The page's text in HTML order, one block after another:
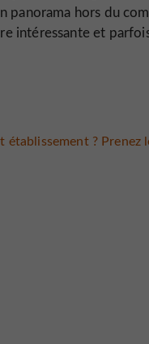
panorama hors du
intéressante et
établissement ?